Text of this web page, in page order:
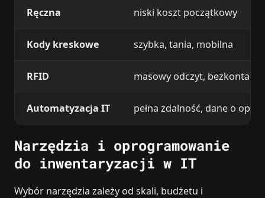
Ręczna
niski koszt początkowy
Kody kreskowe szybka, tania, mobilna
RFID masowy odczyt,
Automatyzacja IT pełna zdalność, dane o
Narzędzia i oprogramowanie
do inwentaryzacji w IT
Wybór narzędzia zależy od skali, budżetu i